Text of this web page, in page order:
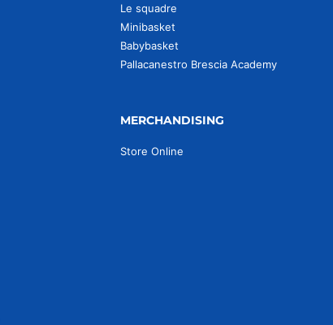
Le squadre
Minibasket
Babybasket
Pallacanestro Brescia Academy
MERCHANDISING
Store Online